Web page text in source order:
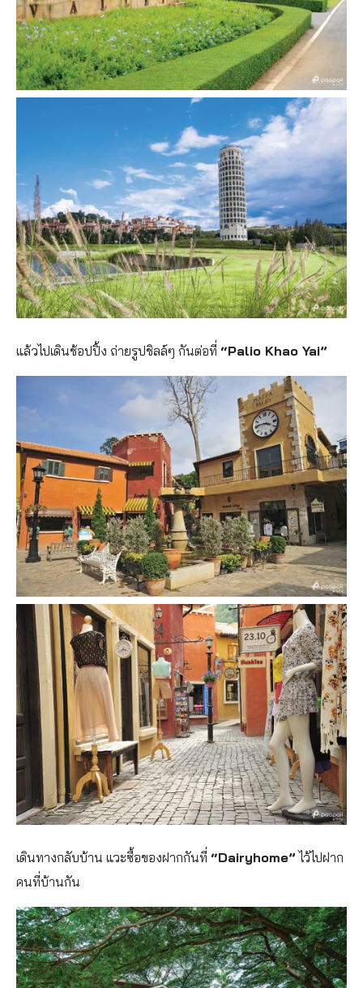
แล้วไปเดินช้อปปิ้ง ถ่ายรูปชิลล์ๆ กันต่อที่ “Palio Khao Yai”
เดินทางกลับบ้าน แวะซื้อของฝากกันที่ “Dairyhome” ไว้ไปฝาก
คนที่บ้านกัน